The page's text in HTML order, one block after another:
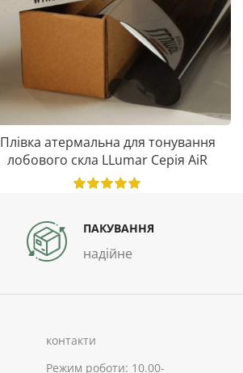
Плівка атермальна для тонування
лобового скла LLumar Серія AiR
ПАКУВАННЯ
надійне
контакти
Режим роботи: 10.00-